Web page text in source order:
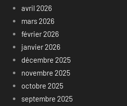
avril 2026
mars 2026
février 2026
janvier 2026
décembre 2025
novembre 2025
octobre 2025
septembre 2025